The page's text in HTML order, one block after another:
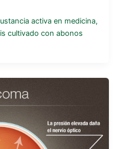
activa en medicina,
cultivado con abonos